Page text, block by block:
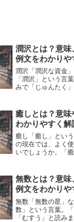
潤沢とは？意味
例文をわかりや
潤沢「潤沢な資金
「潤沢」という言
みで「じゅんたく
い方や類語につい
紹介しながら、わ
癒しとは？意味
わかりやすく解
癒し「癒し」とい
の現在では、よく
いでしょうか。「
たり和らげたりす
回はその「癒し」
無数とは？意味
例文をわかりや
無数「無数の星」
数」という言葉。
「むすう」と読み